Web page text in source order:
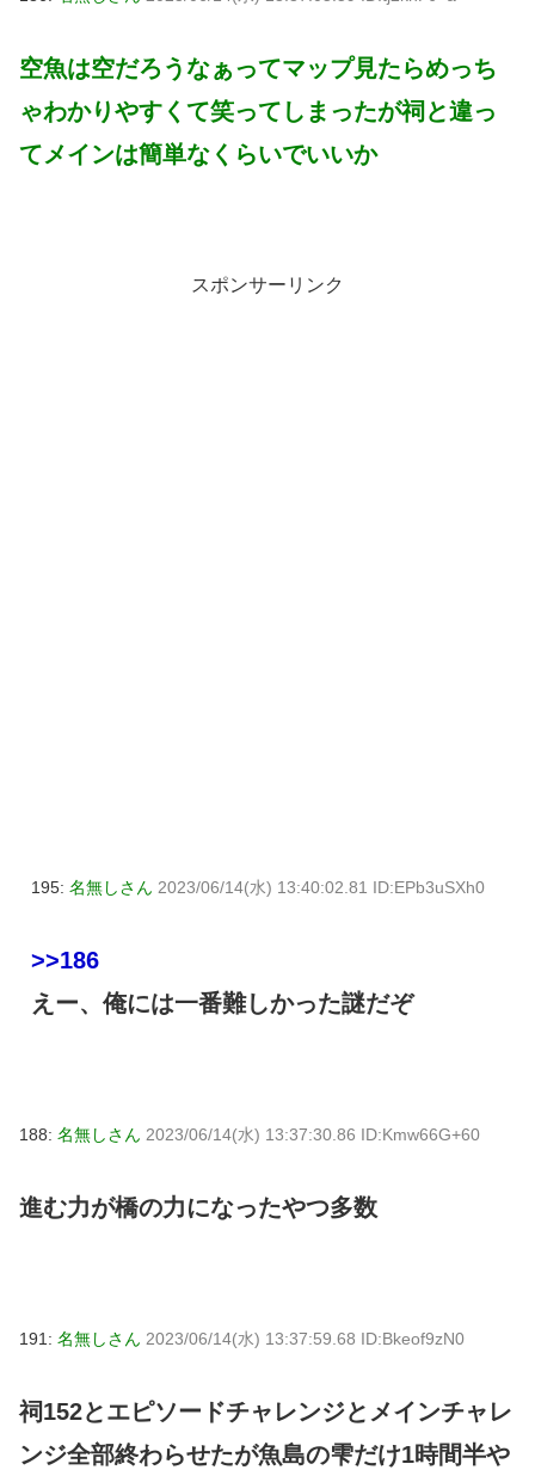
空魚は空だろうなぁってマップ見たらめっち
ゃわかりやすくて笑ってしまったが祠と違っ
てメインは簡単なくらいでいいか
スポンサーリンク
195: 名無しさん 2023/06/14(水) 13:40:02.81 ID:EPb3uSXh0
>>186
えー、俺には一番難しかった謎だぞ
188: 名無しさん 2023/06/14(水) 13:37:30.86 ID:Kmw66G+60
進む力が橋の力になったやつ多数
191: 名無しさん 2023/06/14(水) 13:37:59.68 ID:Bkeof9zN0
祠152とエピソードチャレンジとメインチャレ
ンジ全部終わらせたが魚島の雫だけ1時間半や